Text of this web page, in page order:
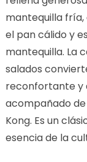
mantequilla
el pan cálido y
mantequilla. La
salados
reconfortante y
acompañado
Kong. Es un
esencia de la